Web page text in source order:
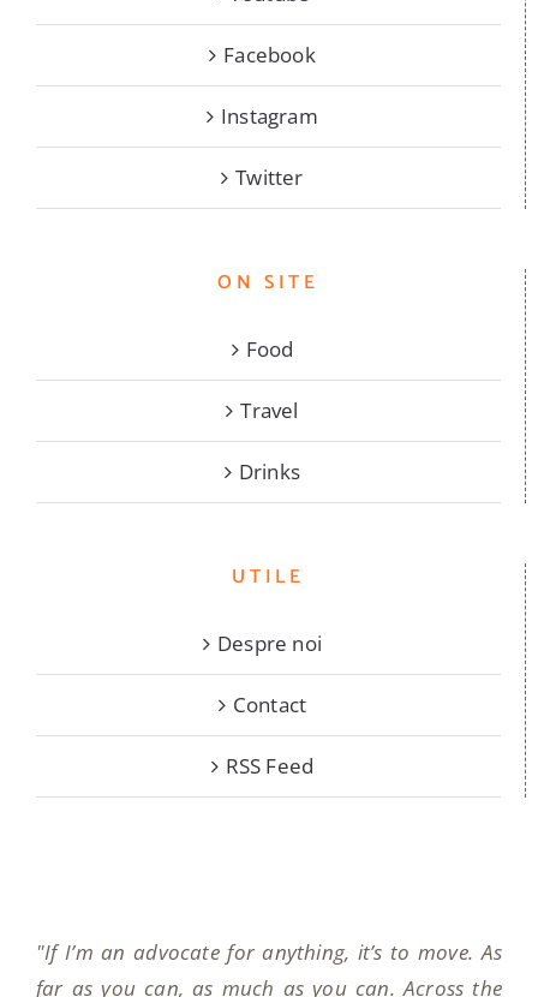
Facebook
Instagram
Twitter
ON SITE
Food
Travel
Drinks
UTILE
Despre noi
Contact
RSS Feed
"If I’m an advocate for anything, it’s to move. As
far as you can, as much as you can. Across the